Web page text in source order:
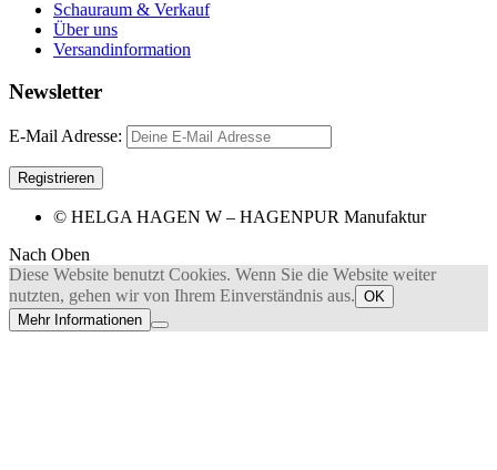
Schauraum & Verkauf
Über uns
Versandinformation
Newsletter
E-Mail Adresse:
© HELGA HAGEN W – HAGENPUR Manufaktur
Nach Oben
Diese Website benutzt Cookies. Wenn Sie die Website weiter
nutzten, gehen wir von Ihrem Einverständnis aus. OK
Mehr Informationen